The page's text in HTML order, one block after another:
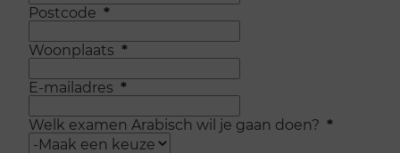
Postcode *
Woonplaats *
E-mailadres *
Welk examen Arabisch wil je gaan doen? *